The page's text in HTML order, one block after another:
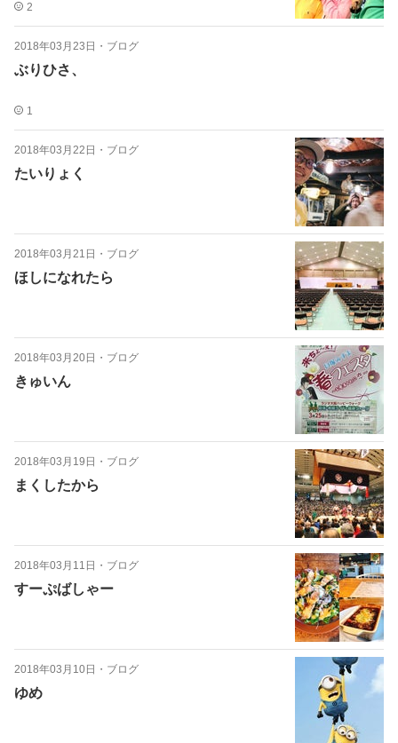
2
2018年03月23日 ・ ブログ
ぶりひさ、
1
2018年03月22日 ・ ブログ
たいりょく
2018年03月21日 ・ ブログ
ほしになれたら
2018年03月20日 ・ ブログ
きゅいん
2018年03月19日 ・ ブログ
まくしたから
2018年03月11日 ・ ブログ
すーぷばしゃー
2018年03月10日 ・ ブログ
ゆめ